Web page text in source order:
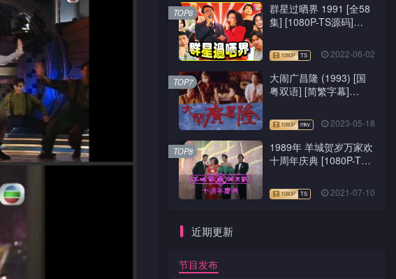
群星过晒界 1991 [全58
集] [1080P-TS源码]
2022-06-02
TOP6
大闹广昌隆 (1993) [国
粤双语] [简繁字幕]
2023-05-18
TOP7
1989年 羊城贺岁万家欢
十周年庆典 [1080P-TS
2021-07-10
TOP8
近期更新
节目发布